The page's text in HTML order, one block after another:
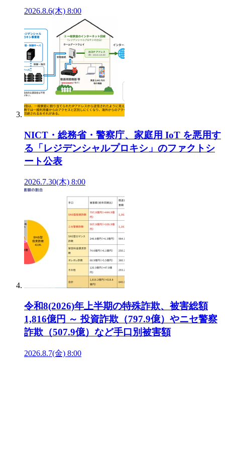
2026.8.6(木) 8:00
NICT・総務省・警察庁、家庭用 IoT を悪用す
る「レジデンシャルプロキシ」のファクトシ
ート公表
2026.7.30(木) 8:00
令和8(2026)年上半期の特殊詐欺、被害総額
1,816億円 ～ 投資詐欺（797.9億）やニセ警察
詐欺（507.9億）など手口別被害額
2026.8.7(金) 8:00